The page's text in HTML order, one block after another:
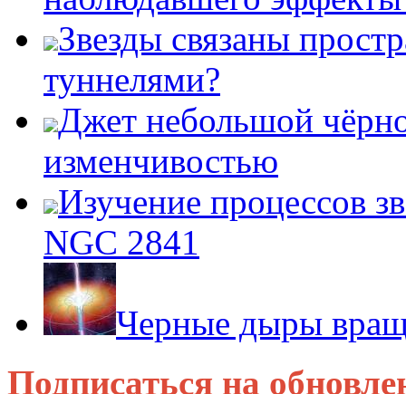
Звезды связаны
туннелями?
Джет небольшой
изменчивостью
Изучение процессов
NGC 2841
Черные дыры
Подписаться на